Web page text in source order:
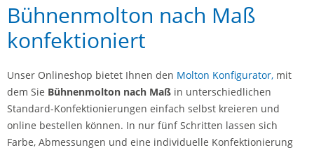
Bühnenmolton nach Maß
konfektioniert
Unser Onlineshop bietet Ihnen den Molton Konfigurator, mit
dem Sie Bühnenmolton nach Maß in unterschiedlichen
Standard-Konfektionierungen einfach selbst kreieren und
online bestellen können. In nur fünf Schritten lassen sich
Farbe, Abmessungen und eine individuelle Konfektionierung